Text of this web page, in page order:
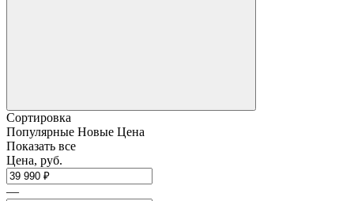
Сортировка
Популярные Новые Цена
Показать все
Цена, руб.
—